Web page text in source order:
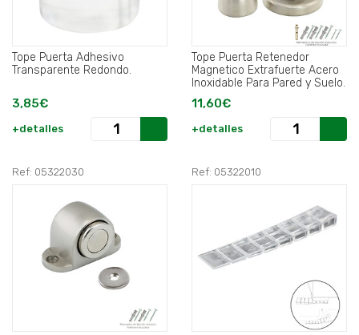
Tope Puerta Adhesivo
Transparente Redondo.
3,85€
+detalles
Tope Puerta Retenedor
Magnetico Extrafuerte Acero
Inoxidable Para Pared y Suelo.
11,60€
+detalles
Ref: 05322030 Ref: 05322010